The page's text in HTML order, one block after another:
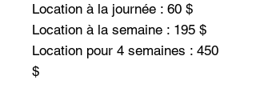
Location à la journée : 60 $
Location à la semaine : 195 $
Location pour 4 semaines : 450
$